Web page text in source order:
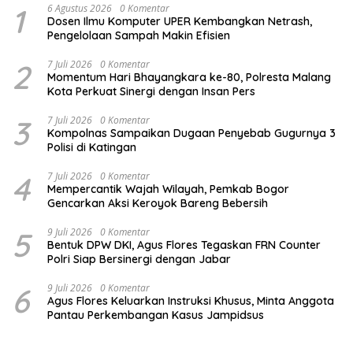
1 6 Agustus 2026 0 Komentar
Dosen Ilmu Komputer UPER Kembangkan Netrash,
Pengelolaan Sampah Makin Efisien
2 7 Juli 2026 0 Komentar
Momentum Hari Bhayangkara ke-80, Polresta Malang
Kota Perkuat Sinergi dengan Insan Pers
3 7 Juli 2026 0 Komentar
Kompolnas Sampaikan Dugaan Penyebab Gugurnya 3
Polisi di Katingan
4 7 Juli 2026 0 Komentar
Mempercantik Wajah Wilayah, Pemkab Bogor
Gencarkan Aksi Keroyok Bareng Bebersih
5 9 Juli 2026 0 Komentar
Bentuk DPW DKI, Agus Flores Tegaskan FRN Counter
Polri Siap Bersinergi dengan Jabar
6 9 Juli 2026 0 Komentar
Agus Flores Keluarkan Instruksi Khusus, Minta Anggota
Pantau Perkembangan Kasus Jampidsus